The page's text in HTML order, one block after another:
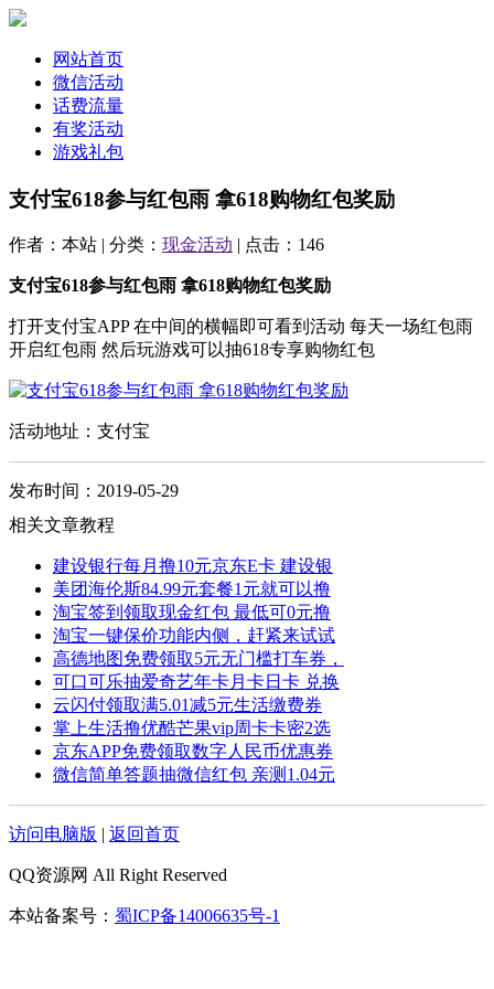
网站首页
微信活动
话费流量
有奖活动
游戏礼包
支付宝618参与红包雨 拿618购物红包奖励
作者：本站 | 分类： 现金活动 | 点击：146
支付宝618参与红包雨 拿618购物红包奖励
打开支付宝APP 在中间的横幅即可看到活动 每天一场红包雨
开启红包雨 然后玩游戏可以抽618专享购物红包
活动地址：支付宝
发布时间：2019-05-29
相关文章教程
建设银行每月撸10元京东E卡 建设银
美团海伦斯84.99元套餐1元就可以撸
淘宝签到领取现金红包 最低可0元撸
淘宝一键保价功能内侧，赶紧来试试
高德地图免费领取5元无门槛打车券，
可口可乐抽爱奇艺年卡月卡日卡 兑换
云闪付领取满5.01减5元生活缴费券
掌上生活撸优酷芒果vip周卡卡密2选
京东APP免费领取数字人民币优惠券
微信简单答题抽微信红包 亲测1.04元
访问电脑版 | 返回首页
QQ资源网 All Right Reserved
本站备案号： 蜀ICP备14006635号-1